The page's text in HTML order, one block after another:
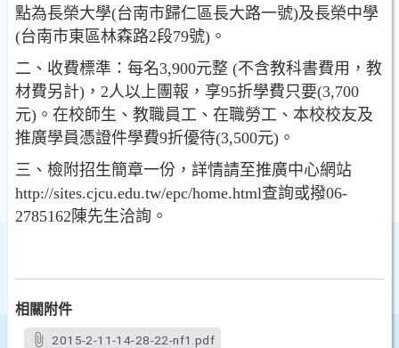
點為長榮大學(台南市歸仁區長大路一號)及長榮中學
(台南市東區林森路2段79號)。
二、收費標準：每名3,900元整 (不含教科書費用，教
材費另計)，2人以上團報，享95折學費只要(3,700
元)。在校師生、教職員工、在職勞工、本校校友及
推廣學員憑證件學費9折優待(3,500元)。
三、檢附招生簡章一份，詳情請至推廣中心網站
http://sites.cjcu.edu.tw/epc/home.html查詢或撥06-
2785162陳先生洽詢。
相關附件
2015-2-11-14-28-22-nf1.pdf